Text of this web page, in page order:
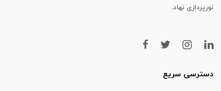
نورپردازی نهاد.
دسترسی سریع